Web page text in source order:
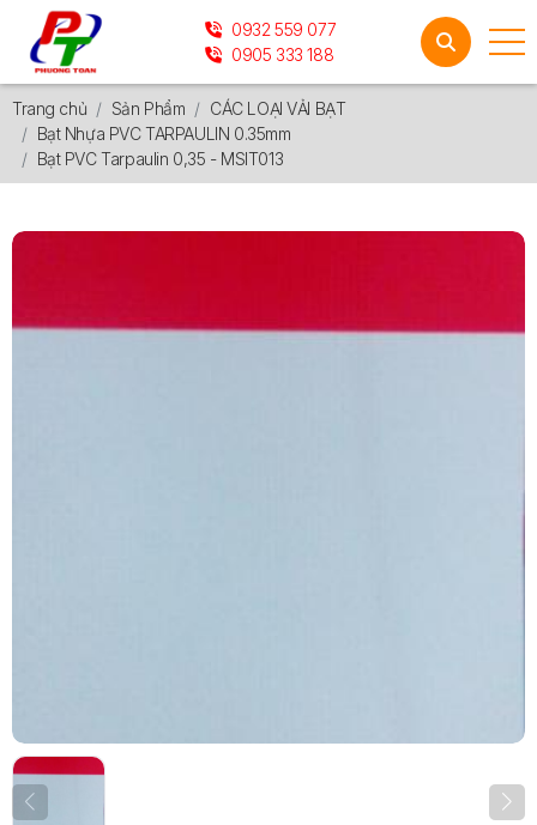
0932 559 077
0905 333 188
Trang chủ Sản Phẩm
CÁC LOẠI VẢI BẠT
Bạt Nhựa PVC TARPAULIN 0.35mm
Bạt PVC Tarpaulin 0,35 - MSIT013